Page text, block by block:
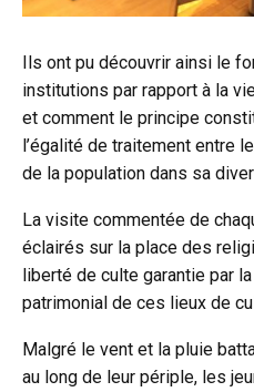
Ils ont pu découvrir ainsi le
institutions par rapport à la
et comment le principe
l’égalité de traitement entre
de la population dans sa
La visite commentée de
éclairés sur la place des
liberté de culte garantie par
patrimonial de ces lieux de
Malgré le vent et la pluie
au long de leur périple, les